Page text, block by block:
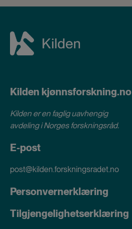
Kilden kjønnsforskning.no
Kilden er en faglig uavhengig
avdeling iNorges forskningsråd.
E-post
post@kilden.forskningsradet.no
Personvernerklæring
Tilgjengelighetserklæring